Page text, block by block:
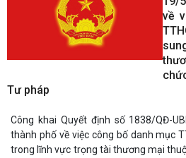
về
Tư pháp
Công khai Quyết định số 1838/QĐ-
thành phố về việc công bố danh mục
trong lĩnh vực trọng tài thương mại